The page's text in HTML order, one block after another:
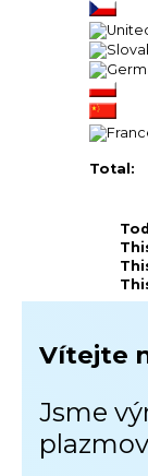
Total:
Vítejte
Jsme